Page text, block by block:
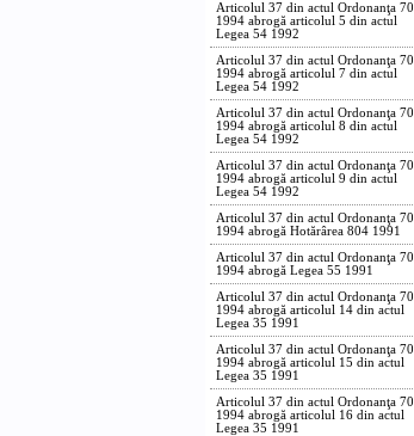
Articolul 37 din actul Ordonanţa 70
1994 abrogă articolul 5 din actul
Legea 54 1992
Articolul 37 din actul Ordonanţa 70
1994 abrogă articolul 7 din actul
Legea 54 1992
Articolul 37 din actul Ordonanţa 70
1994 abrogă articolul 8 din actul
Legea 54 1992
Articolul 37 din actul Ordonanţa 70
1994 abrogă articolul 9 din actul
Legea 54 1992
Articolul 37 din actul Ordonanţa 70
1994 abrogă Hotărârea 804 1991
Articolul 37 din actul Ordonanţa 70
1994 abrogă Legea 55 1991
Articolul 37 din actul Ordonanţa 70
1994 abrogă articolul 14 din actul
Legea 35 1991
Articolul 37 din actul Ordonanţa 70
1994 abrogă articolul 15 din actul
Legea 35 1991
Articolul 37 din actul Ordonanţa 70
1994 abrogă articolul 16 din actul
Legea 35 1991